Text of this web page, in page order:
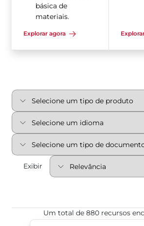
básica de
materiais.
Explorar agora
Exibir
Um total de 880 recursos